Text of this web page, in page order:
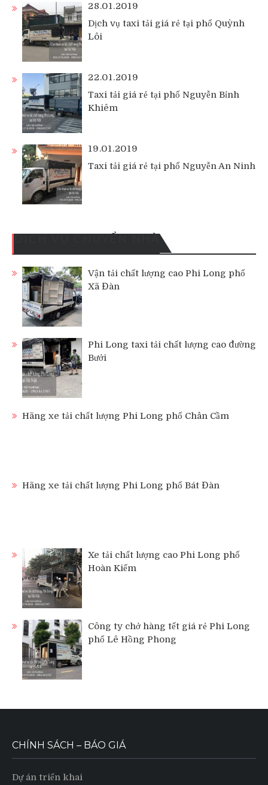
28.01.2019
Dịch vụ taxi tải giá rẻ tại phố Quỳnh
Lôi
22.01.2019
Taxi tải giá rẻ tại phố Nguyễn Bỉnh
Khiêm
19.01.2019
Taxi tải giá rẻ tại phố Nguyễn An Ninh
DỊCH VỤ CHUYỂN NHÀ
Vận tải chất lượng cao Phi Long phố
Xã Đàn
Phi Long taxi tải chất lượng cao đường
Bưởi
Hãng xe tải chất lượng Phi Long phố Chân Cầm
Hãng xe tải chất lượng Phi Long phố Bát Đàn
Xe tải chất lượng cao Phi Long phố
Hoàn Kiếm
Công ty chở hàng tết giá rẻ Phi Long
phố Lê Hồng Phong
CHÍNH SÁCH – BÁO GIÁ
Dự án triển khai